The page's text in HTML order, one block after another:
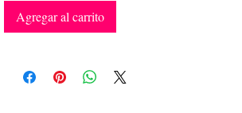
Agregar al carrito